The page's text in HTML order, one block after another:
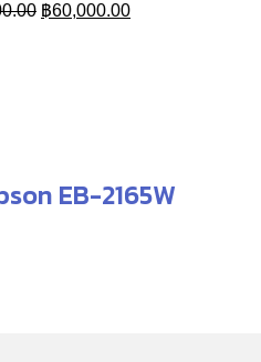
Original
฿60,000.00Current
EB-2165W